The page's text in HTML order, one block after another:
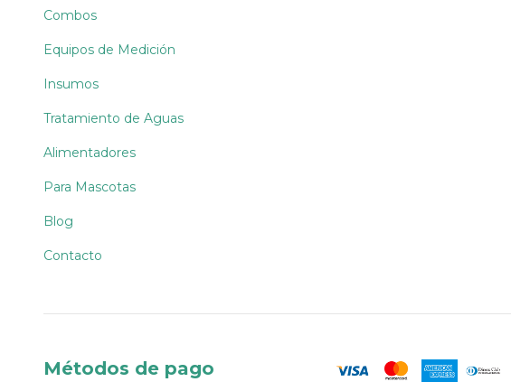
Combos
Equipos de Medición
Insumos
Tratamiento de Aguas
Alimentadores
Para Mascotas
Blog
Contacto
Métodos de pago